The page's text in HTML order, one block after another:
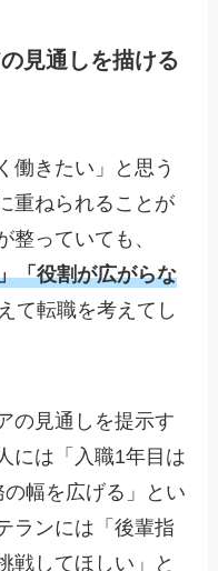
見通しを描ける
働きたい」と思う
重ねられることが
整っていても、
「役割が広がらな
て転職を考えてし
の見通しを提示す
には「入職1年目は
幅を広げる」とい
ランには「後輩指
戦してほしい」と